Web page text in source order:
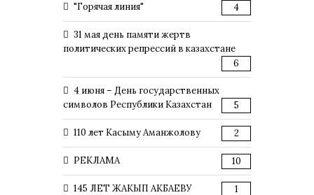
"Горячая линия" 4
31 мая день памяти жертв
политических репрессий в казахстане
6
4 июня – День государственных
символов Республики Казахстан
5
110 лет Касыму Аманжолову 2
РЕКЛАМА 10
145 ЛЕТ ЖАКЫП АКБАЕВУ 1